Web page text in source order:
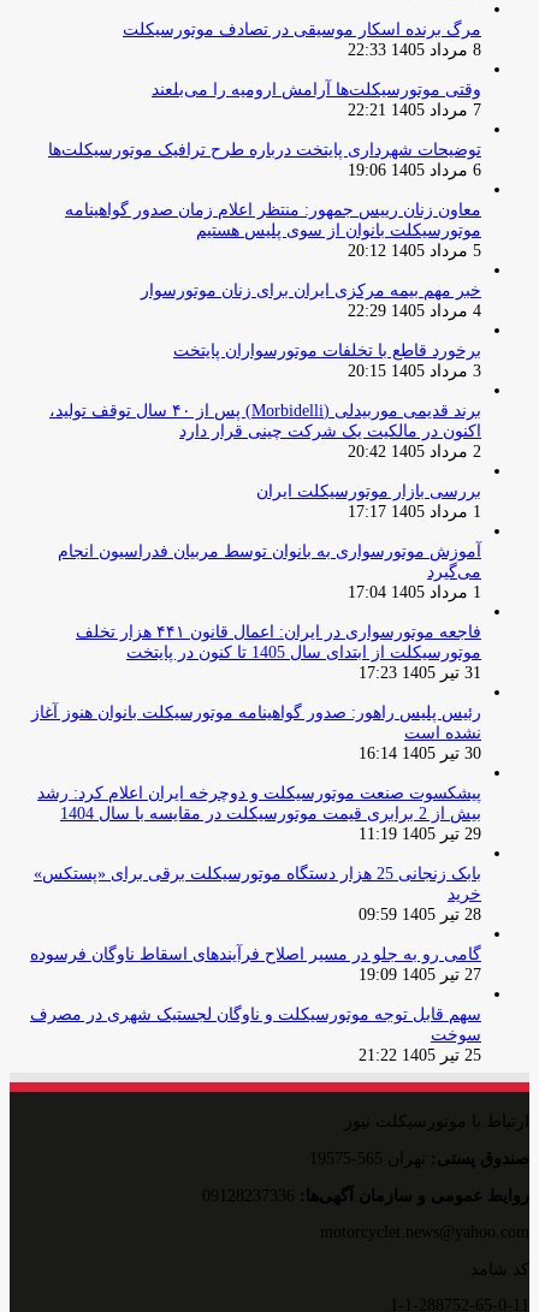
مرگ برنده اسکار موسیقی در تصادف موتورسیکلت
8 مرداد 1405 22:33
وقتی موتورسیکلت‌ها آرامش ارومیه را می‌بلعند
7 مرداد 1405 22:21
توضیحات شهرداری پایتخت درباره طرح ترافیک موتورسیکلت‌ها
6 مرداد 1405 19:06
معاون زنان رییس جمهور: منتظر اعلام زمان صدور گواهینامه
موتورسیکلت بانوان از سوی پلیس هستیم
5 مرداد 1405 20:12
خبر مهم بیمه مرکزی ایران برای زنان موتورسوار
4 مرداد 1405 22:29
برخورد قاطع با تخلفات موتورسواران پایتخت
3 مرداد 1405 20:15
برند قدیمی موربیدلی (Morbidelli) پس از ۴۰ سال توقف تولید،
اکنون در مالکیت یک شرکت چینی قرار دارد
2 مرداد 1405 20:42
بررسی بازار موتورسیکلت ایران
1 مرداد 1405 17:17
آموزش موتورسواری به بانوان توسط مربیان فدراسیون انجام
می‌گیرد
1 مرداد 1405 17:04
فاجعه موتورسواری در ایران: اعمال قانون ۴۴۱ هزار تخلف
موتورسیکلت از ابتدای سال 1405 تا کنون در پایتخت
31 تیر 1405 17:23
رئیس پلیس راهور: صدور گواهینامه موتورسیکلت بانوان هنوز آغاز
نشده است
30 تیر 1405 16:14
پیشکسوت صنعت موتورسیکلت و دوچرخه ایران اعلام کرد: رشد
بیش از 2 برابری قیمت موتورسیکلت در مقایسه با سال 1404
29 تیر 1405 11:19
بابک زنجانی 25 هزار دستگاه موتورسیکلت برقی برای «پستکس»
خرید
28 تیر 1405 09:59
گامی رو به جلو در مسیر اصلاح فرآیندهای اسقاط ناوگان فرسوده
27 تیر 1405 19:09
سهم قابل توجه موتورسیکلت و ناوگان لجستیک شهری در مصرف
سوخت
25 تیر 1405 21:22
ارتباط با موتورسیکلت نیوز
صندوق پستی: تهران 565-19575
روایط عمومی و سازمان آگهی‌ها:
motorcyclet.news@yahoo.com
کد شامد
1-1-288752-65-0-11